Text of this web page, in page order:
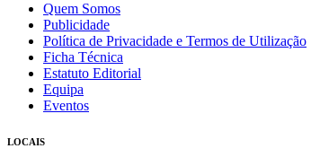
Quem Somos
Publicidade
Política de Privacidade e Termos de Utilização
Ficha Técnica
Estatuto Editorial
Equipa
Eventos
LOCAIS